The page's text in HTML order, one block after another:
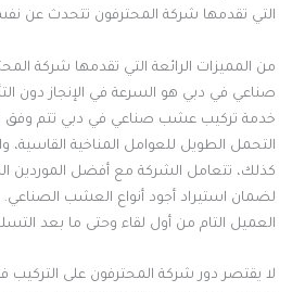
التي تقدمها شركة المحترفون تتحدث عن
من المميزات الرائعة التي تقدمها شركة
صناعي في دبي هو السرعة في الإنجاز دون
خدمة تركيب عشب صناعي في دبي تتم وفق
التحمل الطويل للعوامل المناخية القاسية،
كذلك، تتعامل الشركة مع أفضل الموردين
لضمان استيراد أجود أنواع العشب
العميل التام من أول لقاء وحتى ما بعد
لا يقتصر دور شركة المحترفون على التركيب